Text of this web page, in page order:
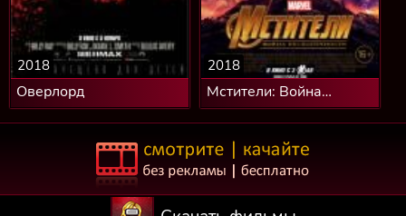
Оверлорд
2018
Мстители: Война
бесконечности
2018